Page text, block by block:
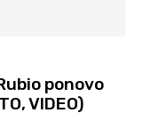
ponovo
VIDEO)